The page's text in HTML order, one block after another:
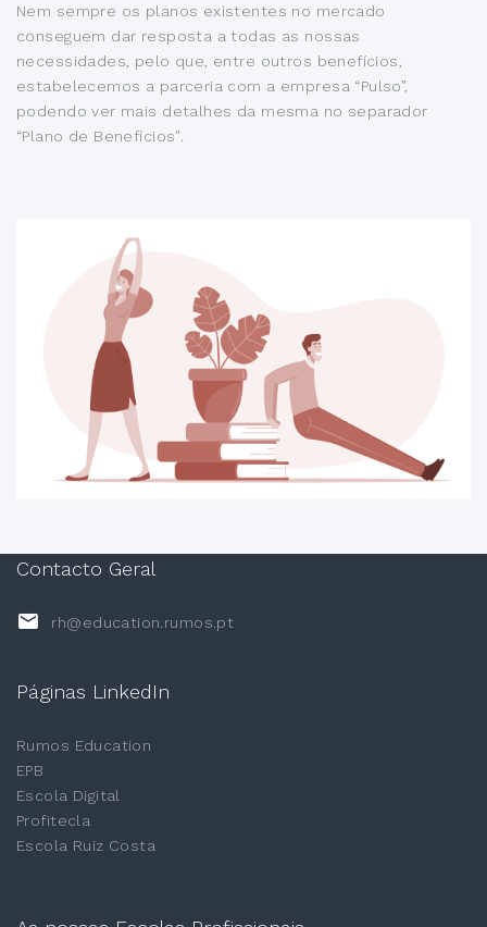
Nem sempre os planos existentes no mercado
conseguem dar resposta a todas as nossas
necessidades, pelo que, entre outros benefícios,
estabelecemos a parceria com a empresa “Pulso”,
podendo ver mais detalhes da mesma no separador
“Plano de Benefícios".
Contacto Geral
rh@education.rumos.pt
Páginas LinkedIn
Rumos Education
EPB
Escola Digital
Profitecla
Escola Ruiz Costa